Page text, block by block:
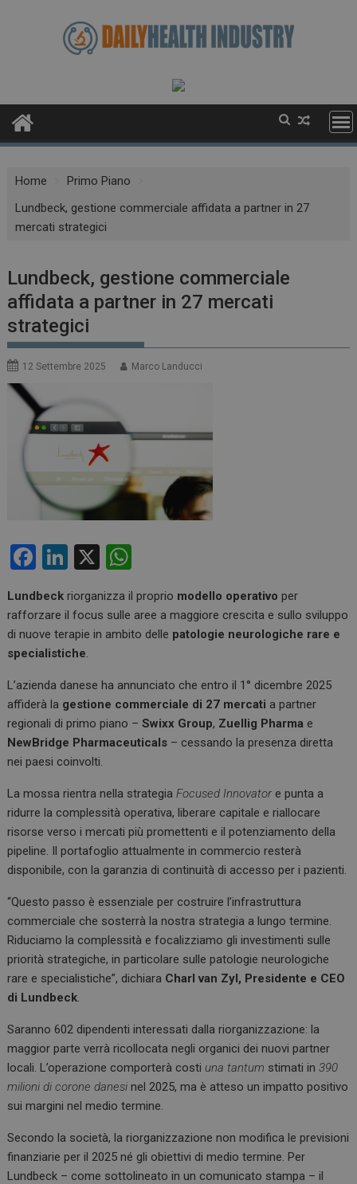
Home
Primo Piano
Lundbeck, gestione commerciale affidata a partner in 27
mercati strategici
Lundbeck, gestione commerciale
affidata a partner in 27 mercati
strategici
12 Settembre 2025 Marco Landucci
F
ce
b
o
o
k
Li
ke
dI
n
X
at
s
p
p
Lundbeck riorganizza il proprio modello operativo per
rafforzare il focus sulle aree a maggiore crescita e sullo sviluppo
di nuove terapie in ambito delle patologie neurologiche rare e
specialistiche.
L’azienda danese ha annunciato che entro il 1° dicembre 2025
affiderà la gestione commerciale di 27 mercati a partner
regionali di primo piano –Swixx Group, Zuellig Pharma e
NewBridge Pharmaceuticals – cessando la presenza diretta
nei paesi coinvolti.
La mossa rientra nella strategiaFocused Innovator e punta a
ridurre la complessità operativa, liberare capitale e riallocare
risorse verso i mercati più promettenti e il potenziamento della
pipeline. Il portafoglio attualmente in commercio resterà
disponibile, con la garanzia di continuità di accesso per i pazienti.
“Questo passo è essenziale per costruire l’infrastruttura
commerciale che sosterrà la nostra strategia a lungo termine.
Riduciamo la complessità e focalizziamo gli investimenti sulle
priorità strategiche, in particolare sulle patologie neurologiche
rare e specialistiche”, dichiara Charl van Zyl, Presidente e CEO
di Lundbeck.
Saranno 602 dipendenti interessati dalla riorganizzazione: la
maggior parte verrà ricollocata negli organici dei nuovi partner
locali. L’operazione comporterà costi una tantum stimati in390
milioni di corone danesi nel 2025, ma è atteso un impatto positivo
sui margini nel medio termine.
Secondo la società, la riorganizzazione non modifica le previsioni
finanziarie per il 2025 né gli obiettivi di medio termine. Per
Lundbeck – come sottolineato in un comunicato stampa – il